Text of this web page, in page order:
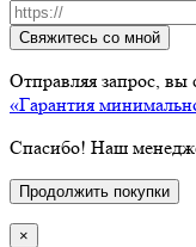
Свяжитесь со мной
Отправляя запрос, вы
«Гарантия
Спасибо! Наш
Продолжить покупки
×